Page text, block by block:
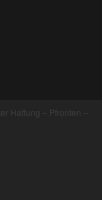
Haftung – Pfronten –